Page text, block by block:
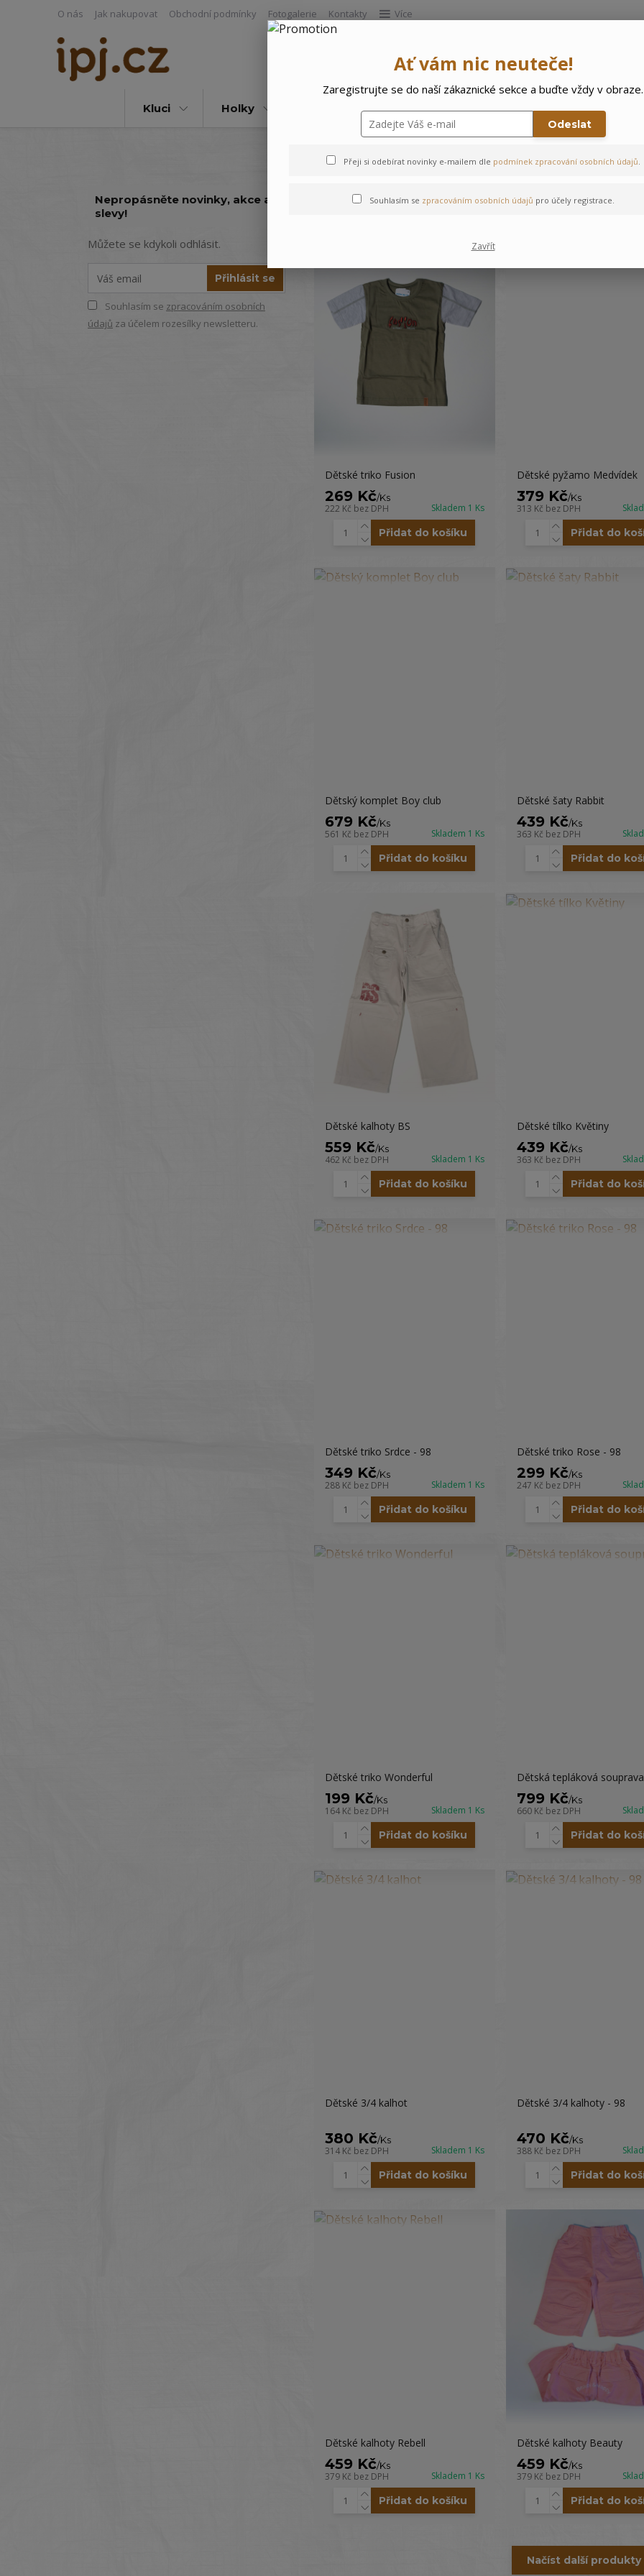
O nás Jak nakupovat Obchodní podmínky Fotogalerie Kontakty Více
Kluci Holky Doprodej Ostatní 🌲 Vítejte ve
Nepropásněte novinky, akce a
slevy!
Můžete se kdykoli odhlásit.
Přihlásit se
Souhlasím se zpracováním osobních
údajů za účelem rozesílky newsletteru.
Dětské triko Fusion
269 Kč/Ks
222 Kč bez DPH Skladem 1 Ks
Přidat do košíku
Dětské pyžamo Medvídek
379 Kč/Ks
313 Kč bez DPH
Přidat do
Dětský komplet Boy club
679 Kč/Ks
561 Kč bez DPH Skladem 1 Ks
Přidat do košíku
Dětské šaty Rabbit
439 Kč/Ks
363 Kč bez DPH
Přidat do
Dětské kalhoty BS
559 Kč/Ks
462 Kč bez DPH Skladem 1 Ks
Přidat do košíku
Dětské tílko Květiny
439 Kč/Ks
363 Kč bez DPH
Přidat do
Dětské triko Srdce - 98
349 Kč/Ks
288 Kč bez DPH Skladem 1 Ks
Přidat do košíku
Dětské triko Rose - 98
299 Kč/Ks
247 Kč bez DPH
Přidat do
Dětské triko Wonderful
199 Kč/Ks
164 Kč bez DPH Skladem 1 Ks
Přidat do košíku
Dětská tepláková
799 Kč/Ks
660 Kč bez DPH
Přidat do
Dětské 3/4 kalhot
380 Kč/Ks
314 Kč bez DPH Skladem 1 Ks
Přidat do košíku
Dětské 3/4 kalhoty - 98
470 Kč/Ks
388 Kč bez DPH
Přidat do
Dětské kalhoty Rebell
459 Kč/Ks
379 Kč bez DPH Skladem 1 Ks
Přidat do košíku
Dětské kalhoty Beauty
459 Kč/Ks
379 Kč bez DPH
Přidat do
Načíst další produkty
Ať vám nic neuteče!
Zaregistrujte se do naší zákaznické sekce a buďte vždy v obraze.
Odeslat
Přeji si odebírat novinky e-mailem dle podmínek zpracování osobních údajů.
Souhlasím se zpracováním osobních údajů pro účely registrace.
Zavřít